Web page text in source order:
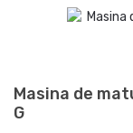
Masina de
G